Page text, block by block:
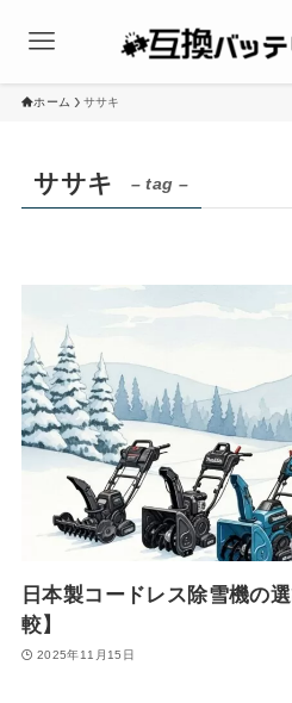
ホーム ササキ
ササキ – tag –
日本製コードレス除雪機の
較】
2025年11月15日